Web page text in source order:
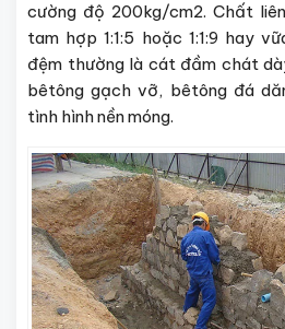
cường độ 200kg/cm2. Chất
tam hợp 1:1:5 hoặc 1:1:9 hay
đệm thường là cát đầm chát
bêtông gạch vỡ, bêtông đá
tình hình nền móng.